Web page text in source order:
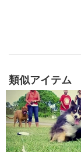
類似アイテム